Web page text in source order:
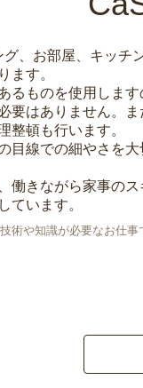
、お部屋、キッチ
ます。
るものを使用します
要はありません。ま
整頓も行います。
目線での細やさを
働きながら家事のス
ています。
術や知識が必要なお仕事